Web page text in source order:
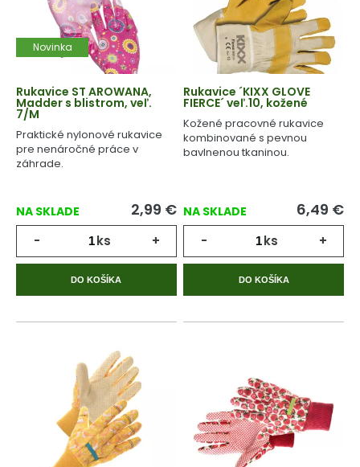
Novinka
Rukavice ST AROWANA,
Madder s blistrom, veľ.
7/M
Praktické nylonové rukavice
pre nenáročné práce v
záhrade.
NA SKLADE 2,99 €
- ks +
DO KOŠÍKA
Rukavice ´KIXX GLOVE
FIERCE´ veľ.10, kožené
Kožené pracovné rukavice
kombinované s pevnou
bavlnenou tkaninou.
NA SKLADE 6,49 €
- ks +
DO KOŠÍKA